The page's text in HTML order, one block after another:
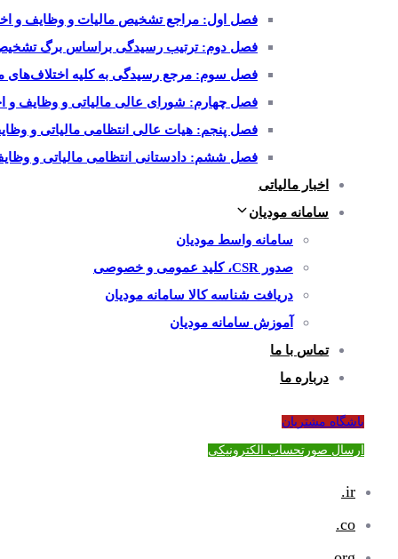
فصل اول: مراجع تشخیص مالیات و وظایف و
فصل دوم: ترتیب رسیدگی براساس برگ
فصل سوم: مرجع رسیدگی به کلیه اختلاف‌های
فصل چهارم: شورای عالی مالیاتی و وظایف و
فصل پنجم: هیات عالی انتظامی مالیاتی و
فصل ششم: دادستانی انتظامی مالیاتی و
اخبار مالیاتی
سامانه مودیان
سامانه واسط مودیان
صدور CSR، کلید عمومی و خصوصی
دریافت شناسه کالا سامانه مودیان
آموزش سامانه مودیان
تماس با ما
درباره ما
باشگاه مشتریان
ارسال صورتحساب الکترونیکی
ir.
co.